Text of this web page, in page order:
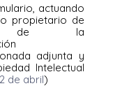
actuando
propietario de
de la
adjunta y
Intelectual
de abril)